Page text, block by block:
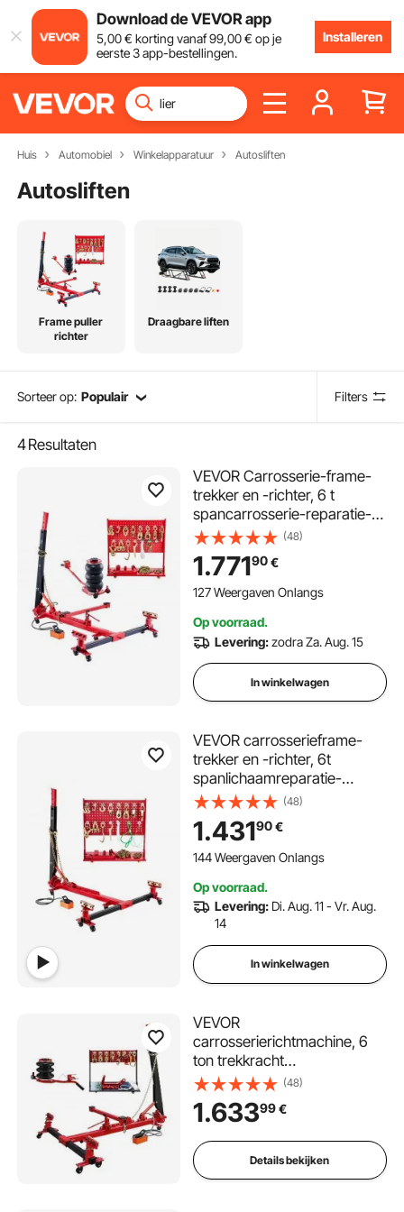
Download de VEVOR app
5,00€ korting vanaf99,00€ op je
eerste 3 app-bestellingen.
Installeren
Huis Automobiel Winkelapparatuur Autosliften
Autosliften
Frame puller
richter
Draagbare liften
Sorteer op: Populair Filters
4Resultaten
VEVOR Carrosserie-frame-
trekker en -richter, 6 t
spancarrosserie-reparatie-
uitrusting met 3 t airbag-krik
en 45 MPa hydraulische
voetpomp, inclusief 16
richtgereedschappen, voor
(48)
1.77190€
127 Weergaven Onlangs
Op voorraad.
Levering:zodra Za. Aug. 15
In winkelwagen
VEVOR carrosserieframe-
trekker en -richter, 6t
spanlichaamreparatie-
uitrusting met 6000 PSI
hydraulische voetpomp en
draaibare kolom, inclusief 16
richtgereedschappen, voor
(48)
1.43190€
144 Weergaven Onlangs
Op voorraad.
Levering: Di. Aug. 11 - Vr. Aug.
14
In winkelwagen
VEVOR
carrosserierichtmachine, 6
ton trekkracht
carrosserietrekker,
carrosserierichtmachine met
draaibare mast, hydraulische
voetpomp
(48)
1.63399€
Details bekijken